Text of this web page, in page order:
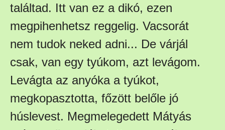
találtad. Itt van ez a dikó, ezen
megpihenhetsz reggelig. Vacsorát
nem tudok neked adni... De várjál
csak, van egy tyúkom, azt levágom.
Levágta az anyóka a tyúkot,
megkopasztotta, főzött belőle jó
húslevest. Megmelegedett Mátyás